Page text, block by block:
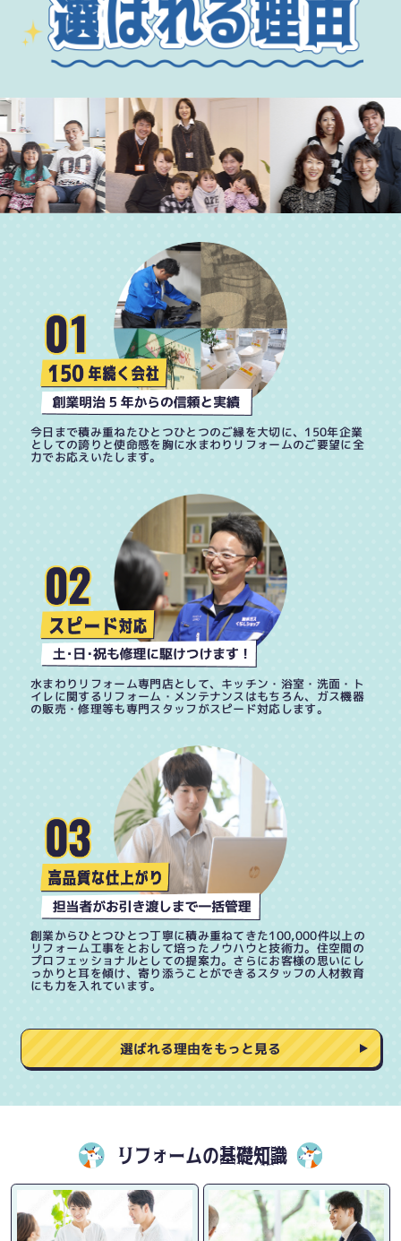
今日まで積み重ねたひとつひとつのご縁を大切に、150年企業
としての誇りと使命感を胸に水まわりリフォームのご要望に全
力でお応えいたします。
水まわりリフォーム専門店として、キッチン・浴室・洗面・ト
イレに関するリフォーム・メンテナンスはもちろん、ガス機器
の販売・修理等も専門スタッフがスピード対応します。
創業からひとつひとつ丁寧に積み重ねてきた100,000件以上の
リフォーム工事をとおして培ったノウハウと技術力。住空間の
プロフェッショナルとしての提案力。さらにお客様の思いにし
っかりと耳を傾け、寄り添うことができるスタッフの人材教育
にも力を入れています。
選ばれる理由をもっと見る
リフォームの基礎知識